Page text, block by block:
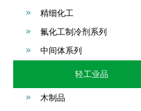
精细化工
氟化工制冷剂系列
中间体系列
轻工业品
木制品